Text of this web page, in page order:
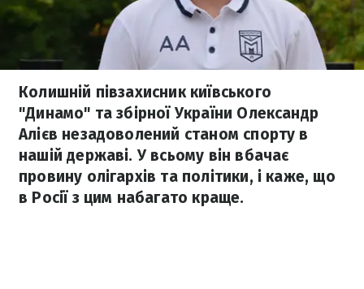
Колишній півзахисник київського
"Динамо" та збірної України Олександр
Алієв незадоволений станом спорту в
нашій державі. У всьому він вбачає
провину олігархів та політики, і каже, що
в Росії з цим набагато краще.